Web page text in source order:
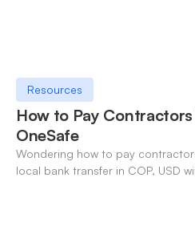
Resources
How to Pay
OneSafe
Wondering how to pay
local bank transfer in COP, USD